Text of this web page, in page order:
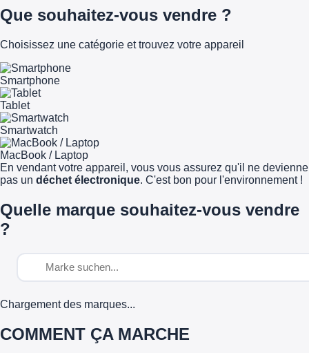
Que souhaitez-vous vendre ?
Choisissez une catégorie et trouvez votre appareil
Smartphone
Tablet
Smartwatch
MacBook / Laptop
En vendant votre appareil, vous vous assurez qu'il ne devienne
pas un déchet électronique. C'est bon pour l'environnement !
Quelle marque souhaitez-vous vendre
?
Chargement des marques...
COMMENT ÇA MARCHE